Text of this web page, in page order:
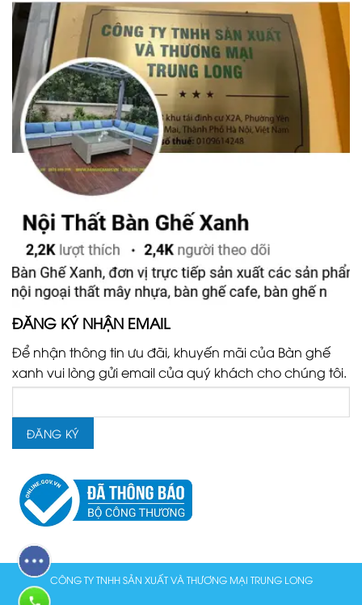
ĐĂNG KÝ NHẬN EMAIL
Để nhận thông tin ưu đãi, khuyến mãi của Bàn ghế
xanh vui lòng gửi email của quý khách cho chúng tôi.
CÔNG TY TNHH SẢN XUẤT VÀ THƯƠNG MẠI TRUNG LONG